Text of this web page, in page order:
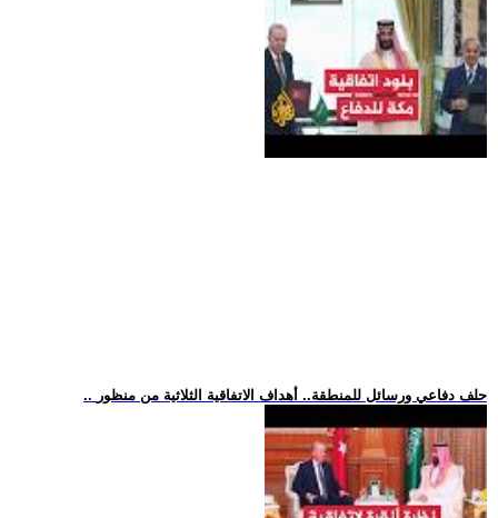
.. حلف دفاعي ورسائل للمنطقة.. أهداف الاتفاقية الثلاثية من منظور